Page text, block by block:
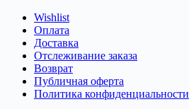
Wishlist
Оплата
Доставка
Отслеживание заказа
Возврат
Публичная оферта
Политика конфиденциальности